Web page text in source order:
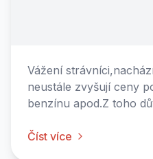
Vážení
neustále zvyšují ceny
benzínu apod.Z toho
to musíme
Číst více